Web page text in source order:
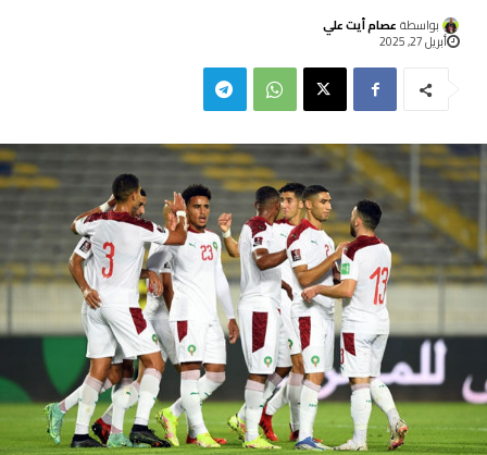
بواسطة عصام أيت علي
أبريل 27, 2025